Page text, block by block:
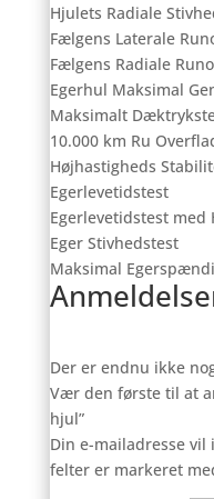
Hjulets Radiale
Fælgens Laterale
Fælgens Radiale
Egerhul Maksimal
Maksimalt
10.000 km Ru
Højhastigheds
Egerlevetidstest
Egerlevetidstest
Eger Stivhedstest
Maksimal
Der er endnu ikke
Vær den første til at
hjul”
Din e-mailadresse
felter er markeret